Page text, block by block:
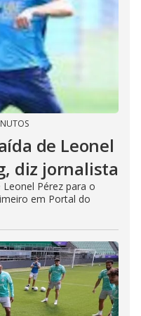
de Leonel
diz jornalista
Pérez para o
em Portal do